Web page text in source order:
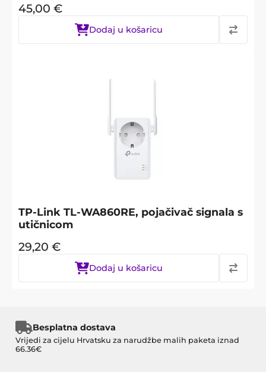
45,00 €
Dodaj u košaricu
TP-Link TL-WA860RE, pojačivač signala s
utičnicom
29,20 €
Dodaj u košaricu
Besplatna dostava
Vrijedi za cijelu Hrvatsku za narudžbe malih paketa iznad
66.36€